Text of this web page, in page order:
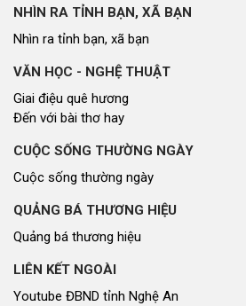
NHÌN RA TỈNH BẠN, XÃ BẠN
Nhìn ra tỉnh bạn, xã bạn
VĂN HỌC - NGHỆ THUẬT
Giai điệu quê hương
Đến với bài thơ hay
CUỘC SỐNG THƯỜNG NGÀY
Cuộc sống thường ngày
QUẢNG BÁ THƯƠNG HIỆU
Quảng bá thương hiệu
LIÊN KẾT NGOÀI
Youtube ĐBND tỉnh Nghệ An